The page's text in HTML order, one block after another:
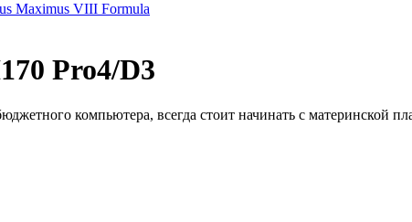
Maximus VIII Formula
Pro4/D3
компьютера, всегда стоит начинать с материнской